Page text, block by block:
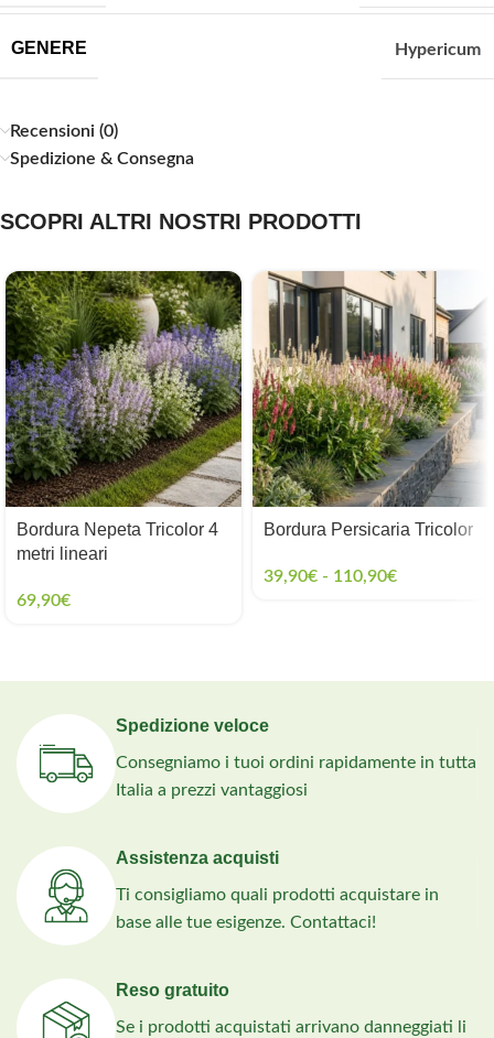
GENERE Hypericum
Recensioni (0)
Spedizione & Consegna
SCOPRI ALTRI NOSTRI PRODOTTI
Bordura Nepeta Tricolor 4
metri lineari
69,90€
Bordura Persicaria Tricolor
39,90€ - 110,90€
Spedizione veloce
Consegniamo i tuoi ordini rapidamente in tutta
Italia a prezzi vantaggiosi
Assistenza acquisti
Ti consigliamo quali prodotti acquistare in
base alle tue esigenze. Contattaci!
Reso gratuito
Se i prodotti acquistati arrivano danneggiati li